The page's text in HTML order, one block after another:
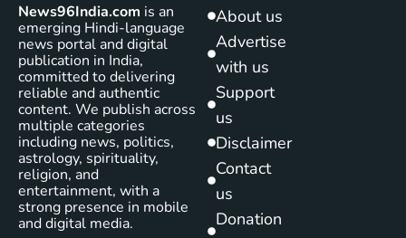
News96India.com is an
emerging Hindi-language
news portal and digital
publication in India,
committed to delivering
reliable and authentic
content. We publish across
multiple categories
including news, politics,
astrology, spirituality,
religion, and
entertainment, with a
strong presence in mobile
and digital media.
About us
Advertise
with us
Support
us
Disclaimer
Contact
us
Donation